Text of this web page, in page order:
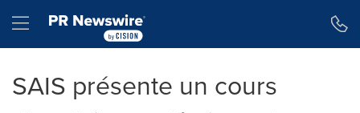
Hamburger menu
SAIS présente un cours